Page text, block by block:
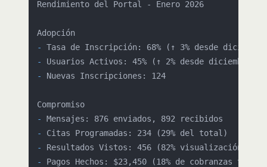
Rendimiento del Portal - Enero 2026
Adopción
-
-
-
Nuevas Inscripciones: 124
Compromiso
-
-
-
-
Pagos Hechos: $23,450 (18% de cobranzas